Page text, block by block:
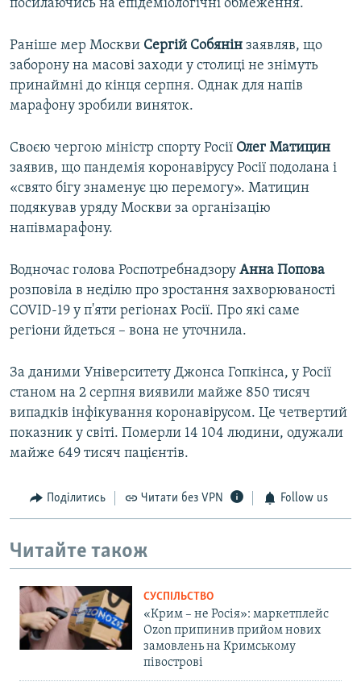
посилаючись на епідеміологічні обмеження.
Раніше мер Москви Сергій Собянін заявляв, що
заборону на масові заходи у столиці не знімуть
принаймні до кінця серпня. Однак для напів
марафону зробили виняток.
Своєю чергою міністр спорту Росії Олег Матицин
заявив, що пандемія коронавірусу Росії подолана і
«свято бігу знаменує цю перемогу». Матицин
подякував уряду Москви за організацію
напівмарафону.
Водночас голова Роспотребнадзору Анна Попова
розповіла в неділю про зростання захворюваності
COVID-19 у п'яти регіонах Росії. Про які саме
регіони йдеться – вона не уточнила.
За даними Університету Джонса Гопкінса, у Росії
станом на 2 серпня виявили майже 850 тисяч
випадків інфікування коронавірусом. Це четвертий
показник у світі. Померли 14 104 людини, одужали
майже 649 тисяч пацієнтів.
Поділитись Читати без VPN Follow us
Читайте також
СУСПІЛЬСТВО
«Крим – не Росія»: маркетплейс
Ozon припинив прийом нових
замовлень на Кримському
півострові